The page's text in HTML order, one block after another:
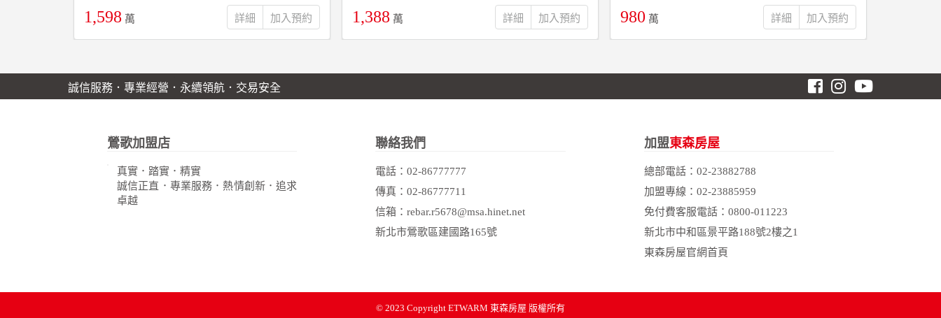
1,598 萬 詳細 1,388 萬 詳細 980 萬 詳細
誠信服務．專業經營．永續領航．交易安全
鶯歌加盟店
真實．踏實．精實
誠信正直．專業服務．熱情創新．追求
卓越
聯絡我們
電話：02-86777777
傳真：02-86777711
信箱：rebar.r5678@msa.hinet.net
新北市鶯歌區建國路165號
加盟東森房屋
總部電話： 02-23882788
加盟專線： 02-23885959
免付費客服電話： 0800-011223
新北市中和區景平路188號2樓之1
東森房屋官網首頁
© 2023 Copyright ETWARM 東森房屋 版權所有